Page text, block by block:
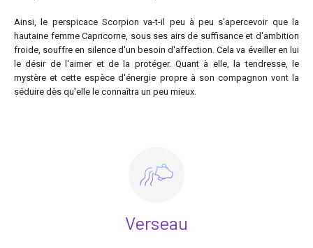
Ainsi, le perspicace Scorpion va-t-il peu à peu s'apercevoir que la
hautaine femme Capricorne, sous ses airs de suffisance et d'ambition
froide, souffre en silence d'un besoin d'affection. Cela va éveiller en lui
le désir de l'aimer et de la protéger. Quant à elle, la tendresse, le
mystère et cette espèce d'énergie propre à son compagnon vont la
séduire dès qu'elle le connaîtra un peu mieux.
Verseau